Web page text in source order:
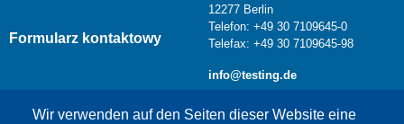
Wir verwenden auf den Seiten dieser Website eine
Formularz kontaktowy
12277 Berlin
Telefon: +49 30 7109645-0
Telefax: +49 30 7109645-98
info@testing.de